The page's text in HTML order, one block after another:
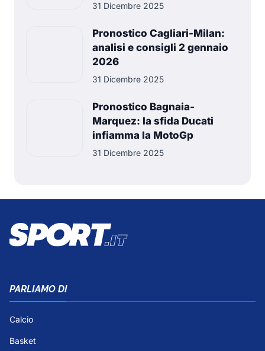
31 Dicembre 2025
Pronostico Cagliari-Milan:
analisi e consigli 2 gennaio
2026
31 Dicembre 2025
Pronostico Bagnaia-
Marquez: la sfida Ducati
infiamma la MotoGp
31 Dicembre 2025
PARLIAMO DI
Calcio
Basket